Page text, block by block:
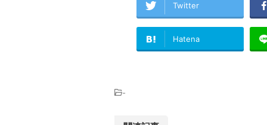
Twitter
Hatena
-